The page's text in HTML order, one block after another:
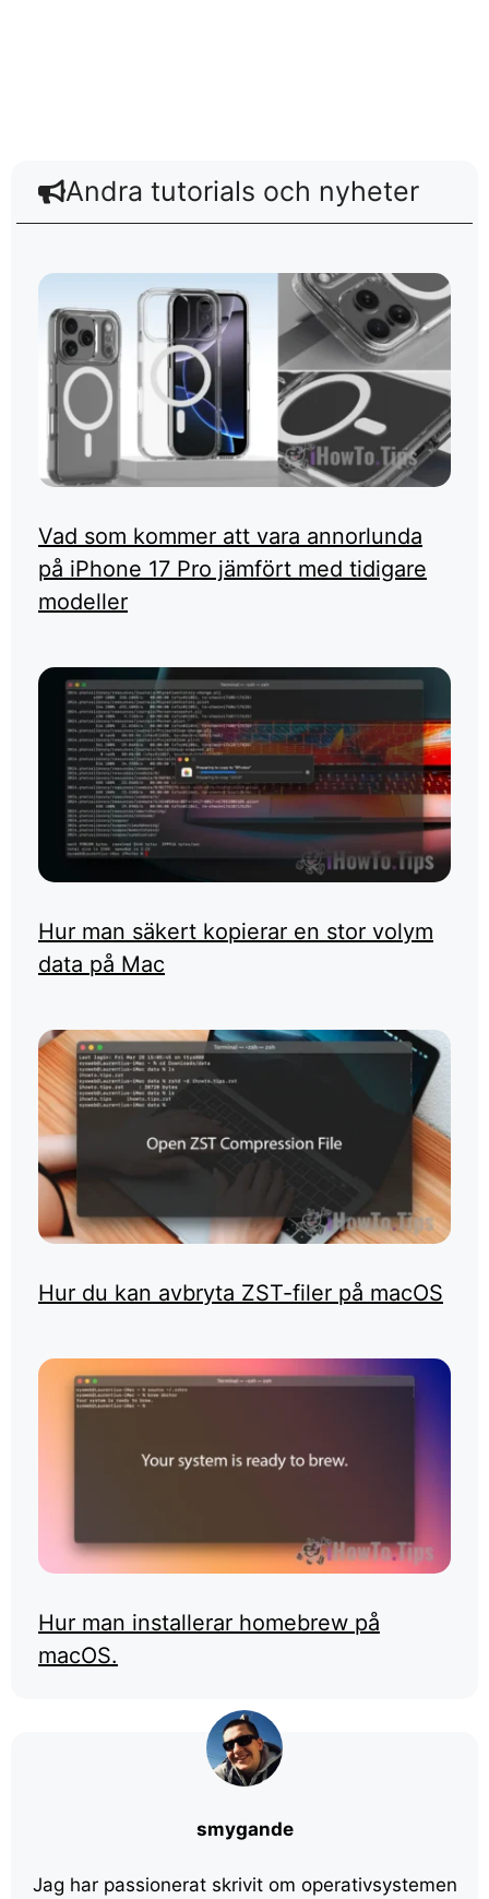
Andra tutorials och nyheter
Vad som kommer att vara annorlunda
på iPhone 17 Pro jämfört med tidigare
modeller
Hur man säkert kopierar en stor volym
data på Mac
Hur du kan avbryta ZST-filer på macOS
Hur man installerar homebrew på
macOS.
smygande
Jag har passionerat skrivit om operativsystemen